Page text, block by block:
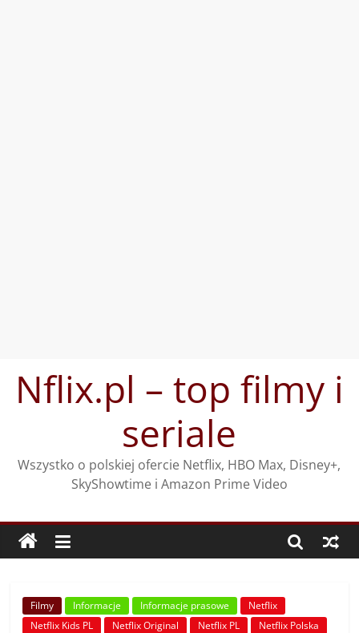
treściNflix.pl – top filmy i
seriale
Wszystko o polskiej ofercie Netflix, HBO Max, Disney+,
SkyShowtime i Amazon Prime Video
Filmy Informacje Informacje prasowe
Netflix
Netflix Kids PL
Netflix Original Netflix PL
Netflix Polska